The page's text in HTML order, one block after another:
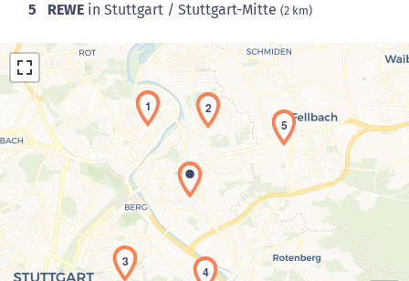
5 REWE in Stuttgart / Stuttgart-Mitte (2 km)
Laden der Karte...
1 2
3
4
5